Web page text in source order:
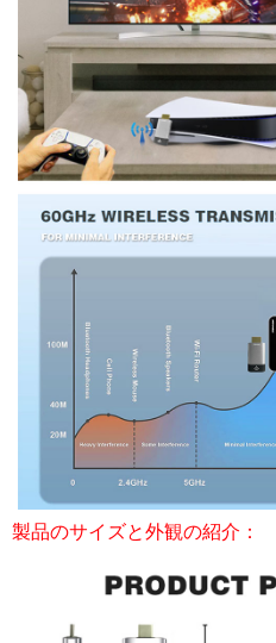
製品のサイズと外観の紹介：